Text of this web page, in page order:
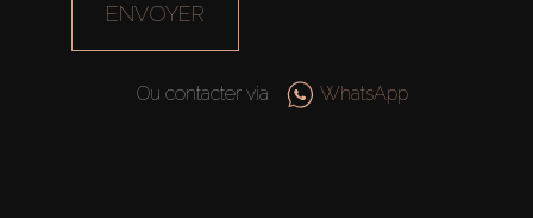
ENVOYER
Ou contacter via WhatsApp